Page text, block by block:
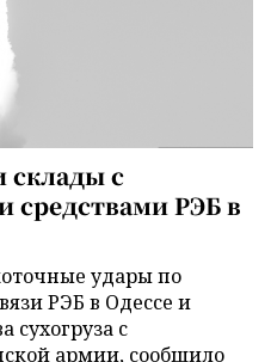
склады с
средствами РЭБ в
удары по
РЭБ в Одессе и
сухогруза с
армии, сообщило